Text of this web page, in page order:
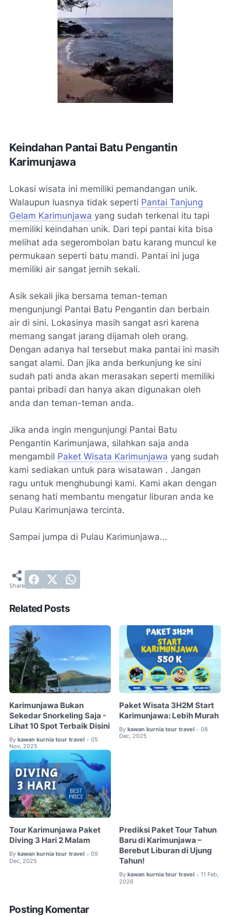
Keindahan Pantai Batu Pengantin
Karimunjawa
Lokasi wisata ini memiliki pemandangan unik.
Walaupun luasnya tidak seperti Pantai Tanjung
Gelam Karimunjawa yang sudah terkenal itu tapi
memiliki keindahan unik. Dari tepi pantai kita bisa
melihat ada segerombolan batu karang muncul ke
permukaan seperti batu mandi. Pantai ini juga
memiliki air sangat jernih sekali.
Asik sekali jika bersama teman-teman
mengunjungi Pantai Batu Pengantin dan berbain
air di sini. Lokasinya masih sangat asri karena
memang sangat jarang dijamah oleh orang.
Dengan adanya hal tersebut maka pantai ini masih
sangat alami. Dan jika anda berkunjung ke sini
sudah pati anda akan merasakan seperti memiliki
pantai pribadi dan hanya akan digunakan oleh
anda dan teman-teman anda.
Jika anda ingin mengunjungi Pantai Batu
Pengantin Karimunjawa, silahkan saja anda
mengambil Paket Wisata Karimunjawa yang sudah
kami sediakan untuk para wisatawan . Jangan
ragu untuk menghubungi kami. Kami akan dengan
senang hati membantu mengatur liburan anda ke
Pulau Karimunjawa tercinta.
Sampai jumpa di Pulau Karimunjawa...
Related Posts
Karimunjawa Bukan
Sekedar Snorkeling Saja -
Lihat 10 Spot Terbaik Disini
By kawan kurnia tour travel • 05
Nov, 2025
Paket Wisata 3H2M Start
Karimunjawa: Lebih Murah
By kawan kurnia tour travel • 08
Dec, 2025
Tour Karimunjawa Paket
Diving 3 Hari 2 Malam
By kawan kurnia tour travel • 09
Dec, 2025
Prediksi Paket Tour Tahun
Baru di Karimunjawa –
Berebut Liburan di Ujung
Tahun!
By kawan kurnia tour travel • 11 Feb,
2026
Posting Komentar